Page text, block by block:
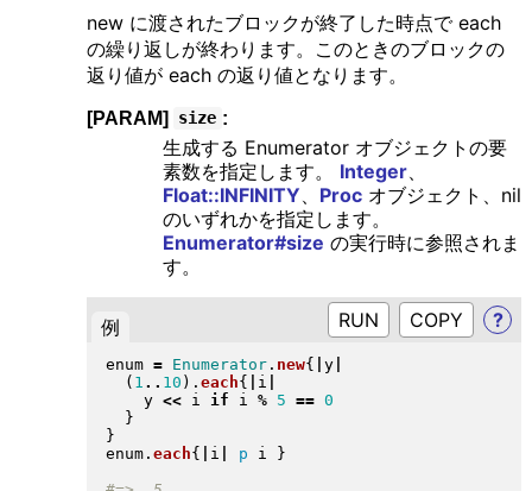
new に渡されたブロックが終了した時点で each
の繰り返しが終わります。このときのブロックの
返り値が each の返り値となります。
[PARAM] size :
生成する Enumerator オブジェクトの要
素数を指定します。 Integer、
Float::INFINITY、 Procオブジェクト、nil
のいずれかを指定します。
Enumerator#size の実行時に参照されま
す。
例 RUN ?
enum = Enumerator. new{ y|
( 1 .. 10 ) . each{ i
    y
<< i if i % 5 == 0
}
}
enum. each{ i p i
}